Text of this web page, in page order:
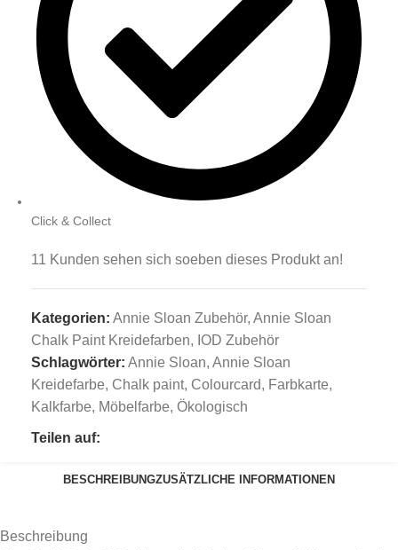
Click & Collect
11 Kunden sehen sich soeben dieses Produkt an!
Kategorien: Annie Sloan Zubehör, Annie Sloan
Chalk Paint Kreidefarben, IOD Zubehör
Schlagwörter: Annie Sloan, Annie Sloan
Kreidefarbe, Chalk paint, Colourcard, Farbkarte,
Kalkfarbe, Möbelfarbe, Ökologisch
Teilen auf:
BESCHREIBUNGZUSÄTZLICHE INFORMATIONEN
Beschreibung